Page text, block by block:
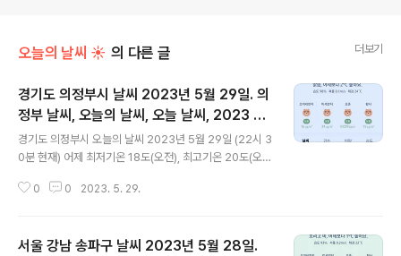
오늘의 날씨 ☀ 의 다른 글 더보기
경기도 의정부시 날씨 2023년 5월 29일. 의
정부 날씨, 오늘의 날씨, 오늘 날씨, 2023 05
29, 초미세먼지, 미세먼지, 황사, 자외선
경기도 의정부시 오늘의 날씨 2023년 5월 29일 (22시 3
0분 현재) 어제 최저기온 18도(오전), 최고기온 20도(오
와 같은 최저기온, 어제보다 8도 높은 최고기온입니다 아
기온입니다 * 눈비 올 확률은 위 이미지에서 시간별 기상
0 0 2023. 5. 29.
서울 강남 송파구 날씨 2023년 5월 28일.